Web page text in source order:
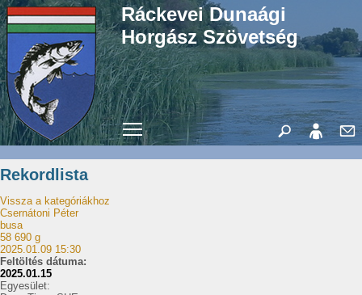
Ráckevei Dunaági
Horgász Szövetség
Toggle main menu visibility
Rekordlista
Vissza a kategóriákhoz
Csernátoni Péter
busa
58 690 g
2025.01.09 15:30
Feltöltés dátuma:
2025.01.15
Egyesület: